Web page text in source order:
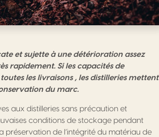
et sujette à une détérioration assez
rapidement. Si les capacités de
les livraisons , les distilleries mettent
du marc.
aux distilleries sans précaution et
conditions de stockage pendant
préservation de l’intégrité du matériau de